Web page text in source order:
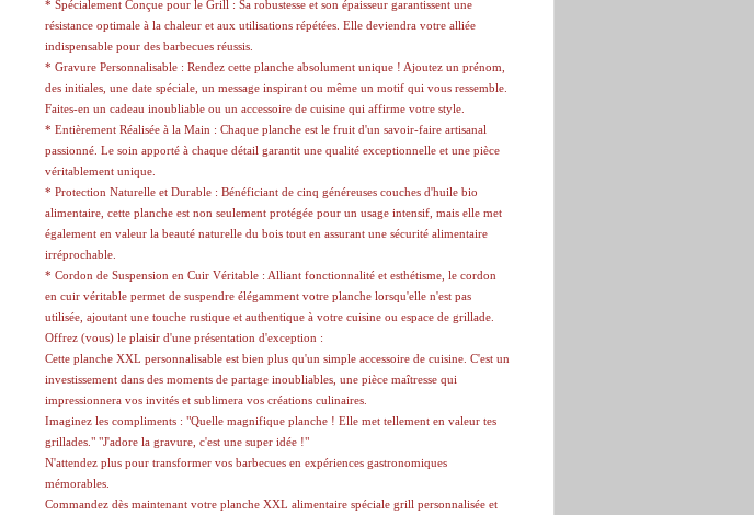
* Spécialement Conçue pour le Grill : Sa robustesse et son épaisseur garantissent une
résistance optimale à la chaleur et aux utilisations répétées. Elle deviendra votre alliée
indispensable pour des barbecues réussis.
* Gravure Personnalisable : Rendez cette planche absolument unique ! Ajoutez un prénom,
des initiales, une date spéciale, un message inspirant ou même un motif qui vous ressemble.
Faites-en un cadeau inoubliable ou un accessoire de cuisine qui affirme votre style.
* Entièrement Réalisée à la Main : Chaque planche est le fruit d'un savoir-faire artisanal
passionné. Le soin apporté à chaque détail garantit une qualité exceptionnelle et une pièce
véritablement unique.
* Protection Naturelle et Durable : Bénéficiant de cinq généreuses couches d'huile bio
alimentaire, cette planche est non seulement protégée pour un usage intensif, mais elle met
également en valeur la beauté naturelle du bois tout en assurant une sécurité alimentaire
irréprochable.
* Cordon de Suspension en Cuir Véritable : Alliant fonctionnalité et esthétisme, le cordon
en cuir véritable permet de suspendre élégamment votre planche lorsqu'elle n'est pas
utilisée, ajoutant une touche rustique et authentique à votre cuisine ou espace de grillade.
Offrez (vous) le plaisir d'une présentation d'exception :
Cette planche XXL personnalisable est bien plus qu'un simple accessoire de cuisine. C'est un
investissement dans des moments de partage inoubliables, une pièce maîtresse qui
impressionnera vos invités et sublimera vos créations culinaires.
Imaginez les compliments : "Quelle magnifique planche ! Elle met tellement en valeur tes
grillades." "J'adore la gravure, c'est une super idée !"
N'attendez plus pour transformer vos barbecues en expériences gastronomiques
mémorables.
Commandez dès maintenant votre planche XXL alimentaire spéciale grill personnalisée et